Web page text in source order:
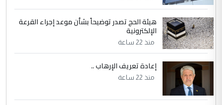
هيئة الحج تصدر توضيحاً بشأن موعد إجراء القرعة
الإلكترونية
منذ 22 ساعة
إعادة تعريف الإرهاب ..
منذ 22 ساعة